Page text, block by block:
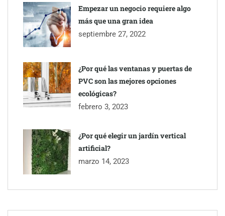
Empezar un negocio requiere algo
más que una gran idea
septiembre 27, 2022
¿Por qué las ventanas y puertas de
PVC son las mejores opciones
ecológicas?
febrero 3, 2023
¿Por qué elegir un jardín vertical
artificial?
marzo 14, 2023